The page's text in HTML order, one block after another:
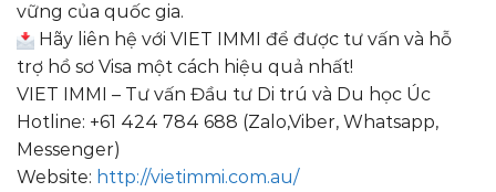
vững của quốc gia.
Hãy liên hệ với VIET IMMI để được tư vấn và hỗ
trợ hồ sơ Visa một cách hiệu quả nhất!
VIET IMMI – Tư vấn Đầu tư Di trú và Du học Úc
Hotline: +61 424 784 688 (Zalo,Viber, Whatsapp,
Messenger)
Website: http://vietimmi.com.au/